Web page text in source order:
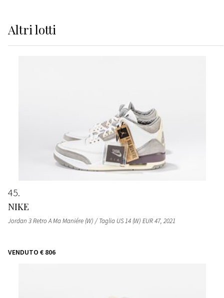
Altrilotti
45
NIKE
Jordan 3 Retro A Ma Maniére (W) / Taglia US 14 (W) EUR 47, 2021
VENDUTO € 806